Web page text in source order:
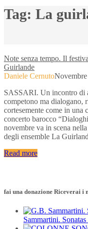
Tag: La
Note senza tempo. Il
Guirlande
Daniele Cernuto
SASSARI. Un incontro di
competono ma dialogano,
cortesemente come in una
concerto barocco
novembre va in scena
degli ensemble La
Read more
fai una donazione Riceverai i
Sammartini.